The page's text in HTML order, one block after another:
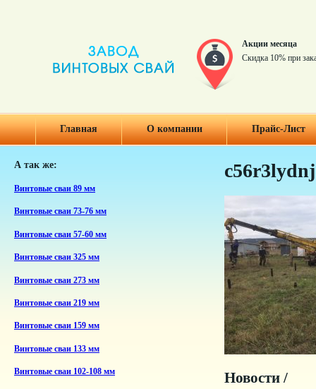
Акции месяца
Скидка 10% при
Главная О компании Прайс-Лист
А так же:
Винтовые сваи 89 мм
Винтовые сваи 73-76 мм
Винтовые сваи 57-60 мм
Винтовые сваи 325 мм
Винтовые сваи 273 мм
Винтовые сваи 219 мм
Винтовые сваи 159 мм
Винтовые сваи 133 мм
Винтовые сваи 102-108 мм Новости /